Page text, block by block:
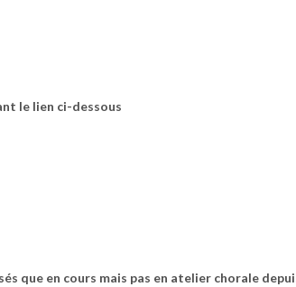
le lien ci-dessous
que en cours mais pas en atelier chorale